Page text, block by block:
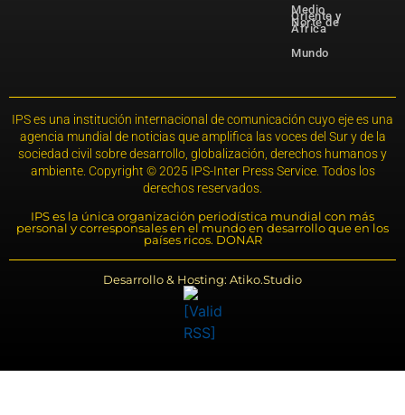
Medio
Oriente y
Norte de
África
Mundo
IPS es una institución internacional de comunicación cuyo eje es una
agencia mundial de noticias que amplifica las voces del Sur y de la
sociedad civil sobre desarrollo, globalización, derechos humanos y
ambiente. Copyright © 2025 IPS-Inter Press Service. Todos los
derechos reservados.
IPS es la única organización periodística mundial con más
personal y corresponsales en el mundo en desarrollo que en los
países ricos. DONAR
Desarrollo & Hosting: Atiko.Studio